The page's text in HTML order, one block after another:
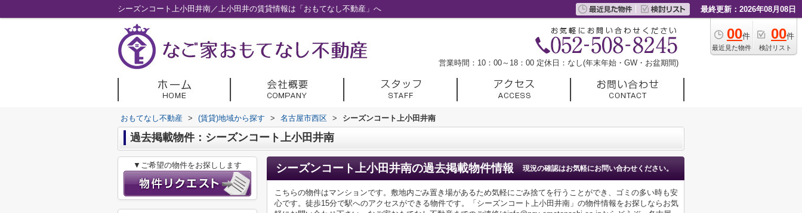
シーズンコート上小田井南／上小田井の賃貸情報は「おもてなし不動産」へ 最終更新：2026年08月08日
00件
最近見た物件
00件
検討リスト
営業時間：10：00～18：00 定休日：なし(年末年始・GW・お盆期間)
おもてなし不動産 > (賃貸)地域から探す > 名古屋市西区 > シーズンコート上小田井南
過去掲載物件：シーズンコート上小田井南
シーズンコート上小田井南の過去掲載物件情報 現況の確認はお気軽にお問い合わせください。
こちらの物件はマンションです。敷地内ごみ置き場があるため気軽にごみ捨てを行うことができ、ゴミの多い時も安
心です。徒歩15分で駅へのアクセスができる物件です。「シーズンコート上小田井南」の物件情報をお探しならお気
▼ご希望の物件をお探しします